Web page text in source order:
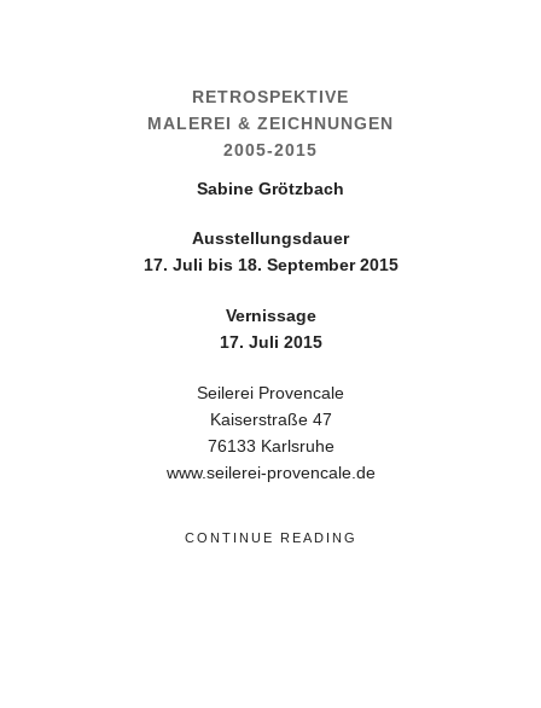
RETROSPEKTIVE
MALEREI & ZEICHNUNGEN
2005-2015
Sabine Grötzbach
Ausstellungsdauer
17. Juli bis 18. September 2015
Vernissage
17. Juli 2015
Seilerei Provencale
Kaiserstraße 47
76133 Karlsruhe
www.seilerei-provencale.de
CONTINUE READING